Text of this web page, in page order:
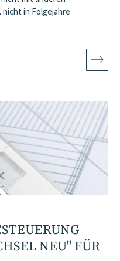
in Folgejahre
NEU" FÜR